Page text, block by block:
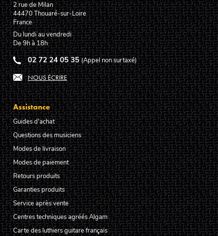
2 rue de Milan
44470Thouaré-sur-Loire
France
Du lundi au vendredi
De 9h à 18h
02 72 24 05 35 (Appel non surtaxé)
NOUS ÉCRIRE
Assistance
Guides d'achat
Questions des musiciens
Modes de livraison
Modes de paiement
Retours produits
Garanties produits
Service après vente
Centres techniques agréés Algam
Carte des luthiers guitare français